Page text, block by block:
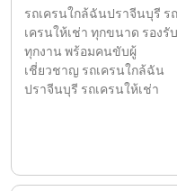
รถเครนใกล้ฉันปราจีนบุรี รถ
เครนให้เช่า ทุกขนาด รองรับ
ทุกงาน พร้อมคนขับผู้
เชี่ยวชาญ รถเครนใกล้ฉัน
ปราจีนบุรี รถเครนให้เช่า